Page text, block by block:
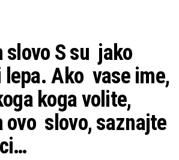
slovo S su jako
lepa. Ako vase ime,
koga volite,
ovo slovo, saznajte